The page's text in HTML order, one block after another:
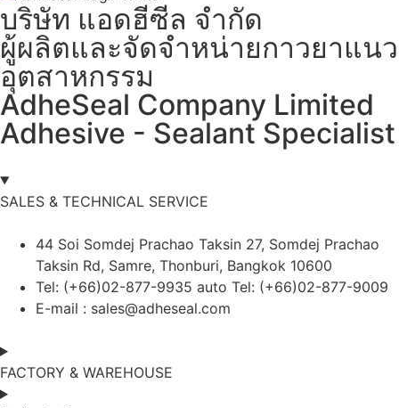
บริษัท แอดฮีซีล จำกัด
ผู้ผลิตและจัดจำหน่ายกาวยาแนว
อุตสาหกรรม
AdheSeal Company Limited
Adhesive - Sealant Specialist
SALES & TECHNICAL SERVICE
44 Soi Somdej Prachao Taksin 27, Somdej Prachao
Taksin Rd, Samre, Thonburi, Bangkok 10600
Tel: (+66)02-877-9935 auto Tel: (+66)02-877-9009
E-mail : sales@adheseal.com
FACTORY & WAREHOUSE